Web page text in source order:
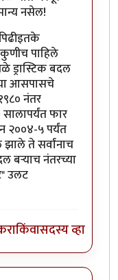
नसेल!
पाहिले
ड्रास्टिक बदल
आसपासचे
नंतर
फार
२००४-५ पर्यंत
ते सर्वांनाच
बर्‍याच नंतरच्या
उलट
किंवासदस्य व्हा